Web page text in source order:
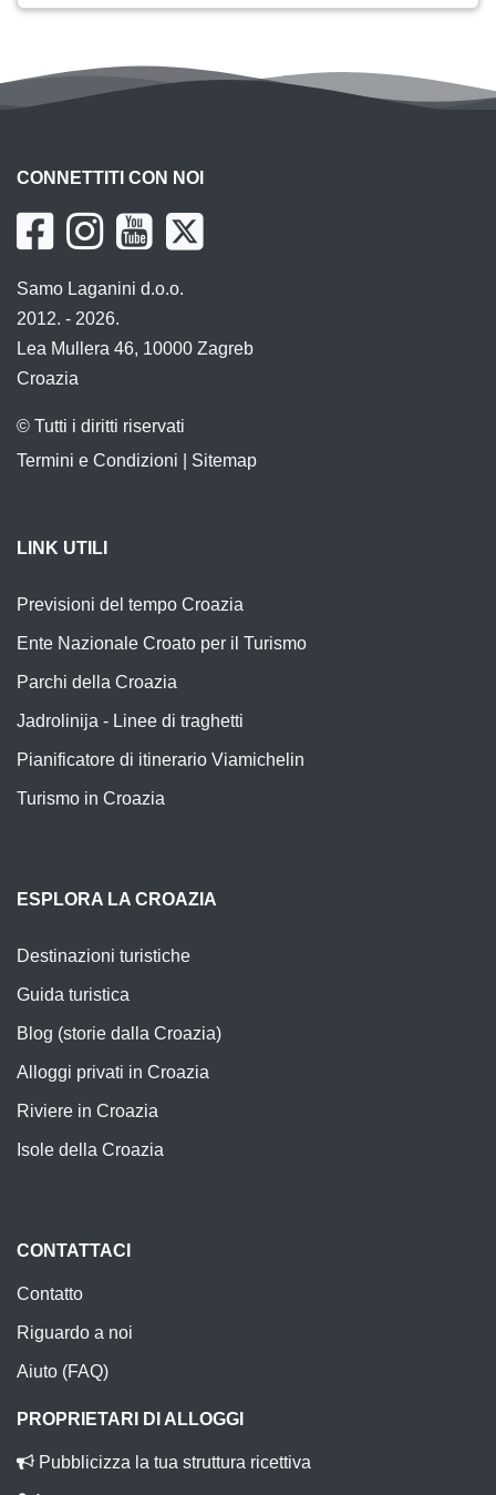
CONNETTITI CON NOI
Samo Laganini d.o.o.
2012. - 2026.
Lea Mullera 46, 10000 Zagreb
Croazia
© Tutti i diritti riservati
Termini e Condizioni
Sitemap
LINK UTILI
Previsioni del tempo Croazia
Ente Nazionale Croato per il Turismo
Parchi della Croazia
Jadrolinija - Linee di traghetti
Pianificatore di itinerario Viamichelin
Turismo in Croazia
ESPLORA LA CROAZIA
Destinazioni turistiche
Guida turistica
Blog (storie dalla Croazia)
Alloggi privati in Croazia
Riviere in Croazia
Isole della Croazia
CONTATTACI
Contatto
Riguardo a noi
Aiuto (FAQ)
PROPRIETARI DI ALLOGGI
Pubblicizza la tua struttura ricettiva